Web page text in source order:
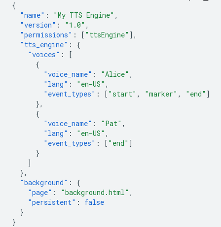
{
"name" : "My TTS Engine" ,
"version" : "1.0" ,
"permissions" : [ "ttsEngine" ],
"tts_engine" :
{
"voices" :
[
{
"voice_name" : "Alice" ,
"lang" : "en-US" ,
"event_types" : [ "start" , "marker" , "end" ]
},
{
"voice_name" : "Pat" ,
"lang" : "en-US" ,
"event_types" : [ "end" ]
}
]
},
"background" :
{
"page" : "background.html" ,
"persistent" :
false
}
}